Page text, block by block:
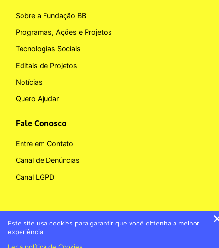
Sobre a Fundação BB
Programas, Ações e Projetos
Tecnologias Sociais
Editais de Projetos
Notícias
Quero Ajudar
Fale Conosco
Entre em Contato
Canal de Denúncias
Canal LGPD
Este site usa cookies para garantir que você obtenha a melhor
experiência.